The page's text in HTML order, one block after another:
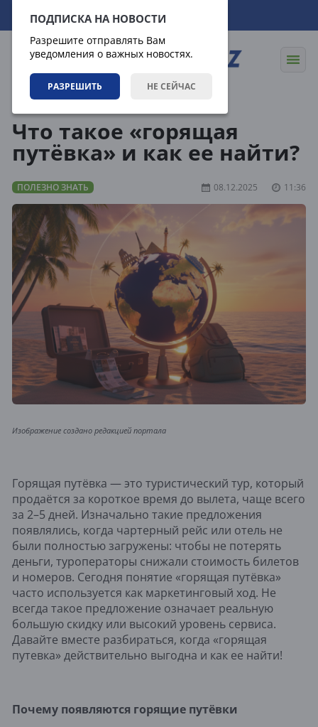
ПОДПИСКА НА НОВОСТИ
Разрешите отправлять Вам
уведомления о важных новостях.
РАЗРЕШИТЬ НЕ СЕЙЧАС
08.08.2026 04:58:27
Что такое «горящая
путёвка» и как ее найти?
ПОЛЕЗНО ЗНАТЬ 08.12.2025 11:36
Изображение создано редакцией портала
Горящая путёвка — это туристический тур, который
продаётся за короткое время до вылета, чаще всего
за 2–5 дней. Изначально такие предложения
появлялись, когда чартерный рейс или отель не
были полностью загружены: чтобы не потерять
деньги, туроператоры снижали стоимость билетов
и номеров. Сегодня понятие «горящая путёвка»
часто используется как маркетинговый ход. Не
всегда такое предложение означает реальную
большую скидку или высокий уровень сервиса.
Давайте вместе разбираться, когда «горящая
путевка» действительно выгодна и как ее найти!
Почему появляются горящие путёвки